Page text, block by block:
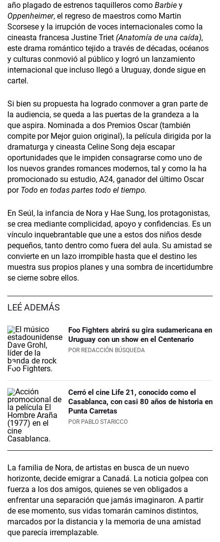
año plagado de estrenos taquilleros como Barbie y
Oppenheimer, el regreso de maestros como Martin
Scorsese y la irrupción de voces internacionales como la
cineasta francesa Justine Triet (Anatomía de una caída),
este drama romántico tejido a través de décadas, océanos
y culturas conmovió al público y logró un lanzamiento
internacional que incluso llegó a Uruguay, donde sigue en
cartel.
Si bien su propuesta ha logrado conmover a gran parte de
la audiencia, se queda a las puertas de la grandeza a la
que aspira. Nominada a dos Premios Oscar (también
compite por Mejor guion original), la película dirigida por la
dramaturga y cineasta Celine Song deja escapar
oportunidades que le impiden consagrarse como uno de
los nuevos grandes romances modernos, tal y como la ha
promocionado su estudio, A24, ganador del último Oscar
por Todo en todas partes todo el tiempo.
En Seúl, la infancia de Nora y Hae Sung, los protagonistas,
se crea mediante complicidad, apoyo y confidencias. Es un
vínculo inquebrantable que une a estos dos niños desde
pequeños, tanto dentro como fuera del aula. Su amistad se
convierte en un lazo irrompible hasta que el destino les
muestra sus propios planes y una sombra de incertidumbre
se cierne sobre ellos.
LEÉ ADEMÁS
Foo Fighters abrirá su gira sudamericana en
Uruguay con un show en el Centenario
POR REDACCIÓN BÚSQUEDA
Cerró el cine Life 21, conocido como el
Casablanca, con casi 80 años de historia en
Punta Carretas
POR PABLO STARICCO
La familia de Nora, de artistas en busca de un nuevo
horizonte, decide emigrar a Canadá. La noticia golpea con
fuerza a los dos amigos, quienes se ven obligados a
enfrentar una separación que jamás imaginaron. A partir
de ese momento, sus vidas tomarán caminos distintos,
marcados por la distancia y la memoria de una amistad
que parecía irremplazable.